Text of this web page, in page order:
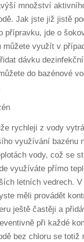
množství
Jak jste již jistě
přípravku, jde o
můžete využít v
dávku
do bazénové
rychleji z vody
využívání bazénu
vody, což se
využíváte přímo
letních vedrech. V
měli provádět
ještě častěji a
při každé
bez chloru se totiž